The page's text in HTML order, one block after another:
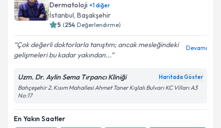
Dermatoloji +1diğer
İstanbul, Başakşehir
5 (254 Değerlendirme)
Çok değerli doktorlarla tanıştım; ancak mesleğindeki
gelişmeleri bu kadar yakından...
Devamı
Uzm. Dr. Aylin Sema Tırpancı Kliniği Haritada Göster
Bahçeşehir 2. Kısım Mahallesi Ahmet Taner Kışlalı Bulvarı KC Vilları A3
No:17
En Yakın Saatler